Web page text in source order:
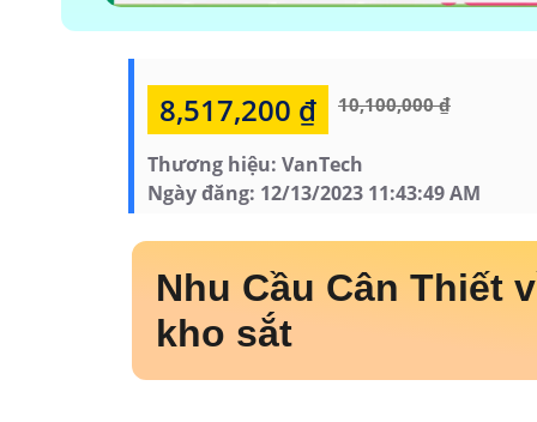
8,517,200 ₫ 10,100,000 ₫
Thương hiệu: VanTech
Ngày đăng: 12/13/2023 11:43:49 AM
Nhu Cầu Cân Thiết
kho sắt